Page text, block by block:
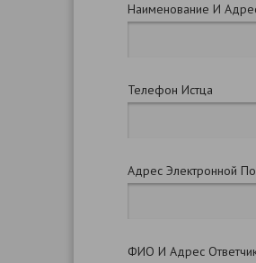
Наименование И
Телефон Истца
Адрес Электронной
ФИО И Адрес